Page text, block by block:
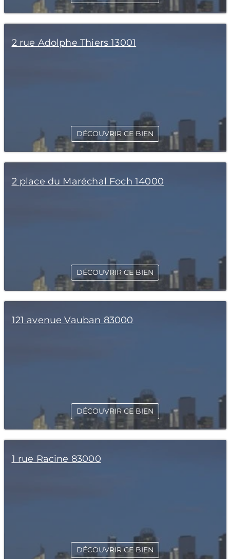
2 rue Adolphe Thiers 13001
DÉCOUVRIR CE BIEN
2 place du Maréchal Foch 14000
DÉCOUVRIR CE BIEN
121 avenue Vauban 83000
DÉCOUVRIR CE BIEN
1 rue Racine 83000
DÉCOUVRIR CE BIEN